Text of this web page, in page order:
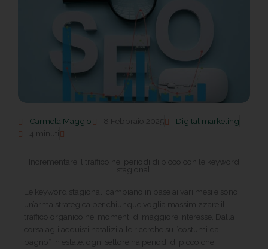
Carmela Maggio 8 Febbraio 2025
Digital marketing
4 minuti
Incrementare il traffico nei periodi di picco con le keyword
stagionali
Le keyword stagionali cambiano in base ai vari mesi e sono
un’arma strategica per chiunque voglia massimizzare il
traffico organico nei momenti di maggiore interesse. Dalla
corsa agli acquisti natalizi alle ricerche su “costumi da
bagno” in estate, ogni settore ha periodi di picco che